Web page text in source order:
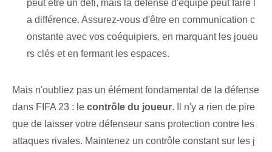
peut être un défi, mais la défense d'équipe peut faire l
a différence. Assurez-vous d'être en communication c
onstante avec vos coéquipiers, en marquant les joueu
rs clés et en fermant les espaces.
Mais n'oubliez pas un élément fondamental de la défense
dans FIFA 23 : le contrôle du joueur. Il n'y a rien de pire
que de laisser votre défenseur sans protection contre les
attaques rivales. Maintenez un contrôle constant sur les j